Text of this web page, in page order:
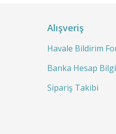
Alışveriş
Havale Bildirim
Banka Hesap
Sipariş Takibi